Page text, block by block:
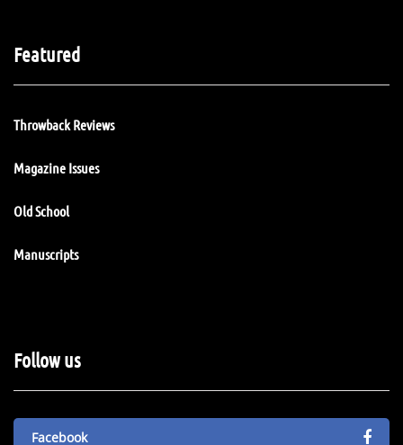
Featured
Throwback Reviews
Magazine Issues
Old School
Manuscripts
Follow us
Facebook